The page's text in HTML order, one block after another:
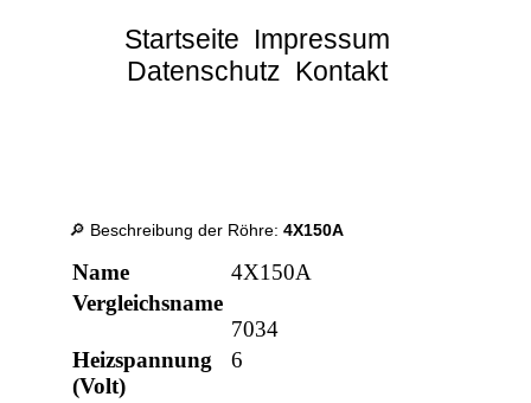
Startseite Impressum
Datenschutz Kontakt
🔎 Beschreibung der Röhre:4X150A
Name
4X150A
Vergleichsname
7034
Heizspannung
(Volt)
6